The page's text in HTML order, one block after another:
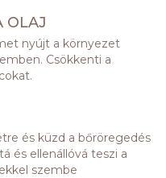
OLAJ
nyújt a környezet
Csökkenti a
és küzd a bőröregedés
és ellenállóvá teszi a
szembe